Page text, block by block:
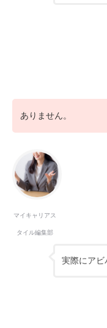
ありません。
マイキャリアス
タイル編集部
実際にアビ